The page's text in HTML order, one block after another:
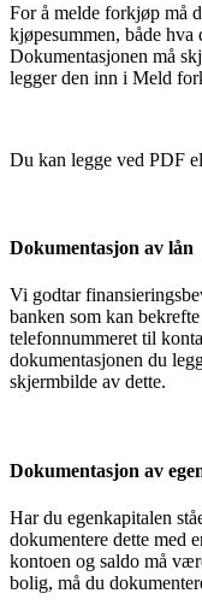
For å melde forkjøp må
kjøpesummen, både
Dokumentasjonen må
legger den inn i Meld
Du kan legge ved PDF
Dokumentasjon av lån
Vi godtar
banken som kan
telefonnummeret til
dokumentasjonen du
skjermbilde av dette.
Dokumentasjon av
Har du egenkapitalen
dokumentere dette med
kontoen og saldo må
bolig, må du